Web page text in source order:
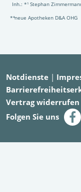
Inh.: *¹ Stephan
*⁴neue Apotheken D&A OHG
Notdienste |
Vertrag widerrufen
Folgen Sie uns